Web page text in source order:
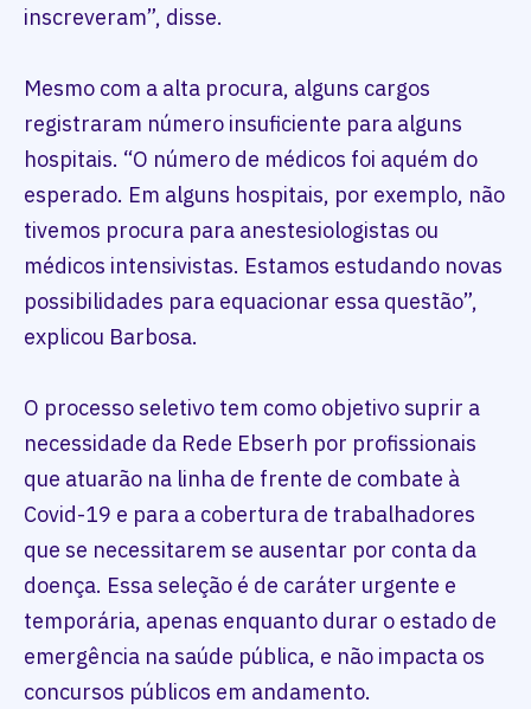
inscreveram”, disse.
Mesmo com a alta procura, alguns cargos
registraram número insuficiente para alguns
hospitais. “O número de médicos foi aquém do
esperado. Em alguns hospitais, por exemplo, não
tivemos procura para anestesiologistas ou
médicos intensivistas. Estamos estudando novas
possibilidades para equacionar essa questão”,
explicou Barbosa.
O processo seletivo tem como objetivo suprir a
necessidade da Rede Ebserh por profissionais
que atuarão na linha de frente de combate à
Covid-19 e para a cobertura de trabalhadores
que se necessitarem se ausentar por conta da
doença. Essa seleção é de caráter urgente e
temporária, apenas enquanto durar o estado de
emergência na saúde pública, e não impacta os
concursos públicos em andamento.